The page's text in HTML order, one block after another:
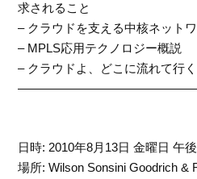
求されること
– クラウドを支える中核ネット
– MPLS応用テクノロジー概説
– クラウドよ、どこに流れて行く
日時: 2010年8月13日 金曜日 午
場所: Wilson Sonsini Goodrich &